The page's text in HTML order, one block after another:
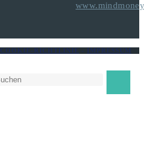
COOKIE-RICHTLINIE - IMPRESSUM